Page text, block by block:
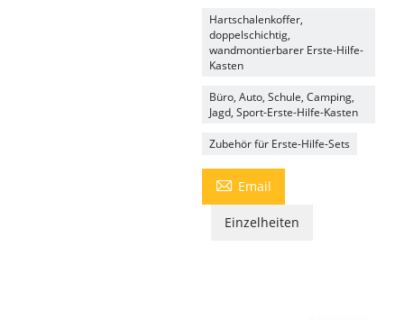
Hartschalenkoffer,
doppelschichtig,
wandmontierbarer Erste-Hilfe-
Kasten
Büro, Auto, Schule, Camping,
Jagd, Sport-Erste-Hilfe-Kasten
Zubehör für Erste-Hilfe-Sets
 Email
Einzelheiten